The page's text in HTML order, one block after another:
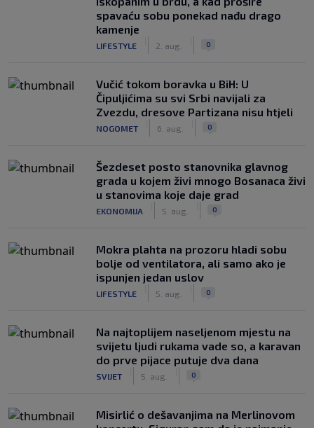
spavaću sobu ponekad nađu drago
kamenje
LIFESTYLE 2. aug. 0
Vučić tokom boravka u BiH: U
Čipuljićima su svi Srbi navijali za
Zvezdu, dresove Partizana nisu htjeli
NOGOMET 6. aug. 0
Šezdeset posto stanovnika glavnog
grada u kojem živi mnogo Bosanaca živi
u stanovima koje daje grad
EKONOMIJA 5. aug. 0
Mokra plahta na prozoru hladi sobu
bolje od ventilatora, ali samo ako je
ispunjen jedan uslov
LIFESTYLE 5. aug. 0
Na najtoplijem naseljenom mjestu na
svijetu ljudi rukama vade so, a karavan
do prve pijace putuje dva dana
SVIJET 5. aug. 0
Misirlić o dešavanjima na Merlinovom